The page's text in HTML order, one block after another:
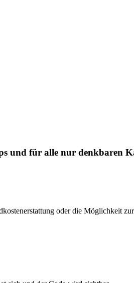
und für alle nur denkbaren
oder die Möglichkeit